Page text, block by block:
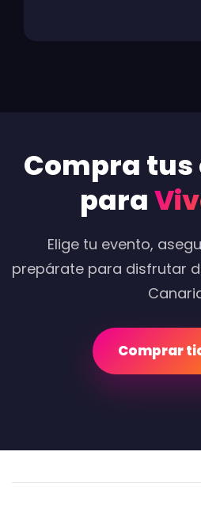
Compra
para
Elige tu evento,
prepárate para disfrutar
Comprar